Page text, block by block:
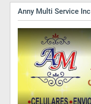
Anny Multi Service Inc